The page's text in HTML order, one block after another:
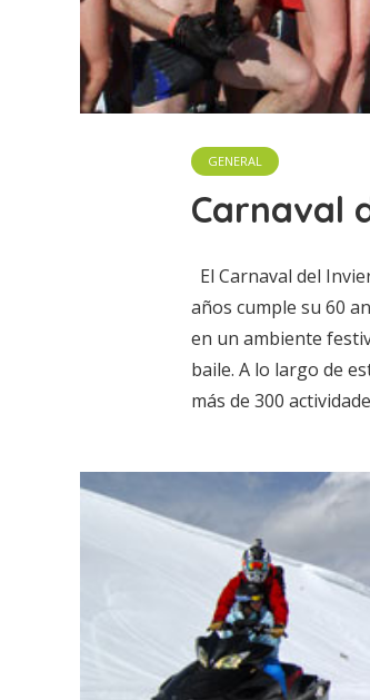
GENERAL
Carnaval
El Carnaval del
años cumple su 60
en un ambiente
baile. A lo largo de
más de 300